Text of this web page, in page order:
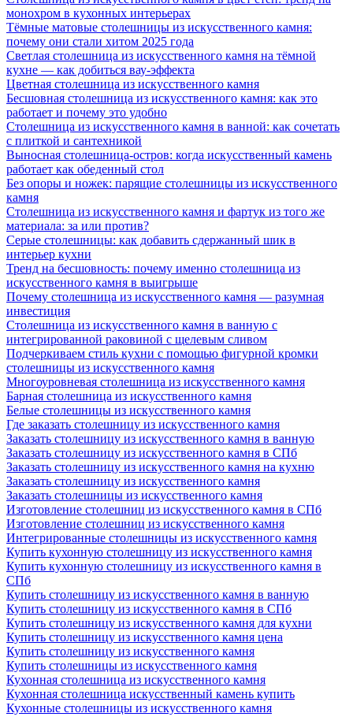
монохром в кухонных интерьерах
Тёмные матовые столешницы из искусственного камня:
почему они стали хитом 2025 года
Светлая столешница из искусственного камня на тёмной
кухне — как добиться вау-эффекта
Цветная столешница из искусственного камня
Бесшовная столешница из искусственного камня: как это
работает и почему это удобно
Столешница из искусственного камня в ванной: как сочетать
с плиткой и сантехникой
Выносная столешница-остров: когда искусственный камень
работает как обеденный стол
Без опоры и ножек: парящие столешницы из искусственного
камня
Столешница из искусственного камня и фартук из того же
материала: за или против?
Серые столешницы: как добавить сдержанный шик в
интерьер кухни
Тренд на бесшовность: почему именно столешница из
искусственного камня в выигрыше
Почему столешница из искусственного камня — разумная
инвестиция
Столешница из искусственного камня в ванную с
интегрированной раковиной с щелевым сливом
Подчеркиваем стиль кухни с помощью фигурной кромки
столешницы из искусственного камня
Многоуровневая столешница из искусственного камня
Барная столешница из искусственного камня
Белые столешницы из искусственного камня
Где заказать столешницу из искусственного камня
Заказать столешницу из искусственного камня в ванную
Заказать столешницу из искусственного камня в СПб
Заказать столешницу из искусственного камня на кухню
Заказать столешницу из искусственного камня
Заказать столешницы из искусственного камня
Изготовление столешниц из искусственного камня в СПб
Изготовление столешниц из искусственного камня
Интегрированные столешницы из искусственного камня
Купить кухонную столешницу из искусственного камня
Купить кухонную столешницу из искусственного камня в
СПб
Купить столешницу из искусственного камня в ванную
Купить столешницу из искусственного камня в СПб
Купить столешницу из искусственного камня для кухни
Купить столешницу из искусственного камня цена
Купить столешницу из искусственного камня
Купить столешницы из искусственного камня
Кухонная столешница из искусственного камня
Кухонная столешница искусственный камень купить
Кухонные столешницы из искусственного камня